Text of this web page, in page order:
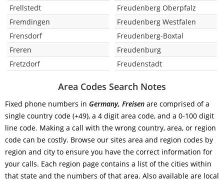
Frellstedt
Fremdingen
Frensdorf
Freren
Fretzdorf
Freudenberg Oberpfalz
Freudenberg Westfalen
Freudenberg-Boxtal
Freudenburg
Freudenstadt
Area Codes Search Notes
Fixed phone numbers in Germany, Freisen are comprised of a
single country code (+49), a 4 digit area code, and a 0-100 digit
line code. Making a call with the wrong country, area, or region
code can be costly. Browse our sites area and region codes by
region and city to ensure you have the correct information for
your calls. Each region page contains a list of the cities within
that state and the numbers of that area. Also available are local